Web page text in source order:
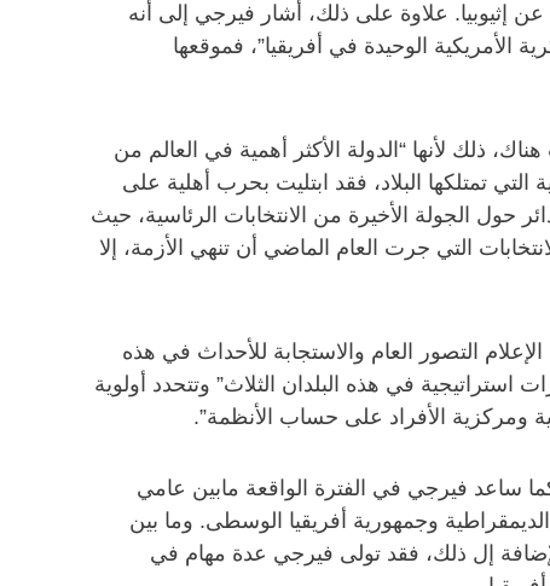
عن إثيوبيا. علاوة على ذلك، أشار فيرجي إلى أنه
الوحيدة في أفريقيا”، فموقعها
ذلك لأنها “الدولة الأكثر أهمية في العالم من
تمتلكها البلاد، فقد ابتليت بحرب أهلية على
حول الجولة الأخيرة من الانتخابات الرئاسية، حيث
التي جرت العام الماضي أن تنهي الأزمة، إلا
التصور العام والاستجابة للأحداث في هذه
استراتيجية في هذه البلدان الثلاث” وتتحدد أولوية
ومركزية الأفراد على حساب الأنظمة”.
ساعد فيرجي في الفترة الواقعة مابين عامي
الديمقراطية وجمهورية أفريقيا الوسطى. وما بين
بالإضافة إل ذلك، فقد تولى فيرجي عدة مهام في